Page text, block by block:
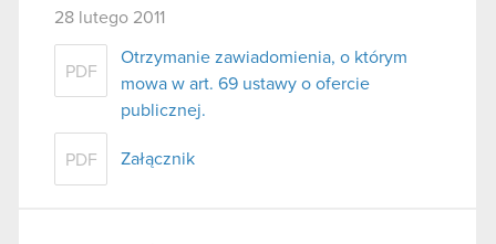
28 lutego 2011
PDF
Otrzymanie zawiadomienia, o którym
mowa w art. 69 ustawy o ofercie
publicznej.
PDF Załącznik